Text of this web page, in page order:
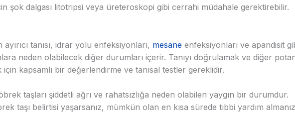
şok dalgası litotripsi veya üreteroskopi gibi cerrahi müdahale gerektirebilir.
ayırıcı tanısı, idrar yolu enfeksiyonları, mesane enfeksiyonları ve apandisit
neden olabilecek diğer durumları içerir. Tanıyı doğrulamak ve diğer
için kapsamlı bir değerlendirme ve tanısal testler gereklidir.
taşları şiddetli ağrı ve rahatsızlığa neden olabilen yaygın bir durumdur.
taşı belirtisi yaşarsanız, mümkün olan en kısa sürede tıbbi yardım almanız